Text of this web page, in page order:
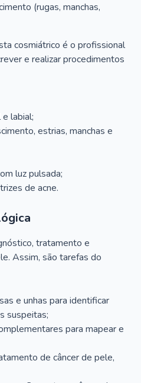
(rugas, manchas,
cosmiátrico é o profissional
e realizar procedimentos
labial;
estrias, manchas e
luz pulsada;
de acne.
tratamento e
Assim, são tarefas do
e unhas para identificar
suspeitas;
para mapear e
de câncer de pele,